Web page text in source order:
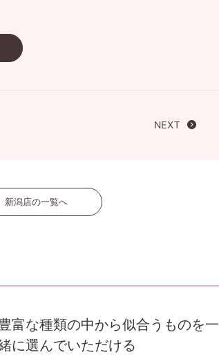
NEXT
新潟店の一覧へ
富な種類の中から似合うものを一
に選んでいただける